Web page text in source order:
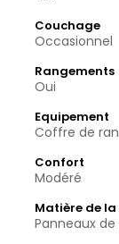
Couchage
Occasionnel
Rangements
Oui
Equipement
Coffre de
Confort
Modéré
Matière de
Panneaux